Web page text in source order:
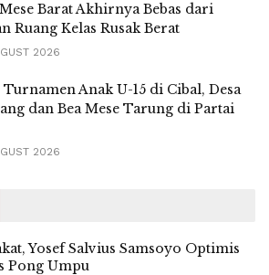
Barat Akhirnya Bebas dari
Ruang Kelas Rusak Berat
2026
Anak U-15 di Cibal, Desa
dan Bea Mese Tarung di Partai
2026
Yosef Salvius Samsoyo Optimis
Pong Umpu